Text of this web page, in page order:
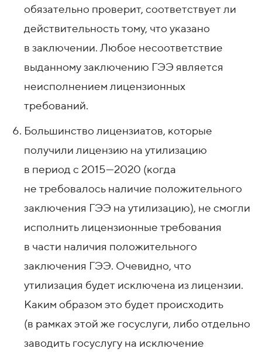
обязательно проверит, соответствует ли
действительность тому, что указано
в заключении. Любое несоответствие
выданному заключению ГЭЭ является
неисполнением лицензионных
требований.
Большинство лицензиатов, которые
получили лицензию на утилизацию
в период с 2015—2020 (когда
не требовалось наличие положительного
заключения ГЭЭ на утилизацию), не смогли
исполнить лицензионные требования
в части наличия положительного
заключения ГЭЭ. Очевидно, что
утилизация будет исключена из лицензии.
Каким образом это будет происходить
(в рамках этой же госуслуги, либо отдельно
заводить госуслугу на исключение